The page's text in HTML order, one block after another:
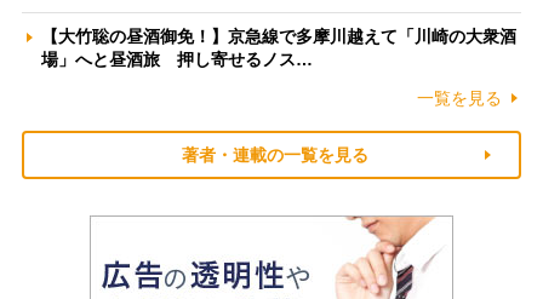
【大竹聡の昼酒御免！】京急線で多摩川越えて「川崎の大衆酒
場」へと昼酒旅 押し寄せるノス…
一覧を見る
著者・連載の一覧を見る